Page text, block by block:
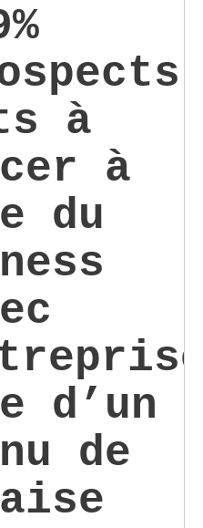
à
à
du
d’un
de